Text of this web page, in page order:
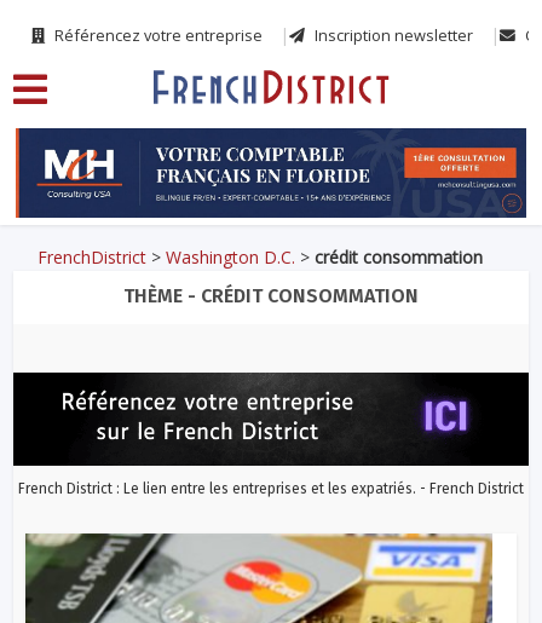
Référencez votre entreprise Inscription newsletter
FrenchDistrict >Washington D.C. >crédit consommation
THÈME - CRÉDIT CONSOMMATION
French District : Le lien entre les entreprises et les expatriés. - French District